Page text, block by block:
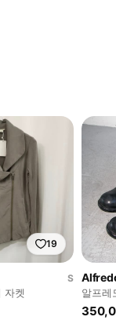
19
S
자켓
알프레
어드